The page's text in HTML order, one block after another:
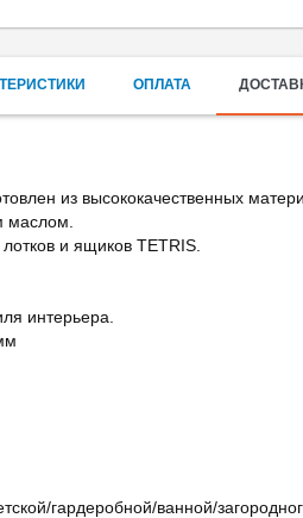
ОПЛАТА
из высококачественных
маслом.
и ящиков TETRIS.
интерьера.
гардеробной/ванной/